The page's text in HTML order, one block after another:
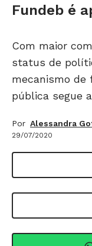
Fundeb é
Com maior
status de
mecanismo de
pública segue
Por Alessandra
29/07/2020